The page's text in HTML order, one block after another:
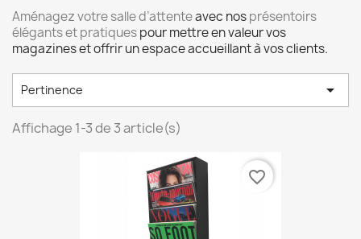
Aménagez votre salle d’attenteavec nosprésentoirs
élégants et pratiquespour mettre en valeur vos
magazines et offrir un espace accueillant à vos clients.
Pertinence 
Affichage 1-3 de 3 article(s)
favorite_border